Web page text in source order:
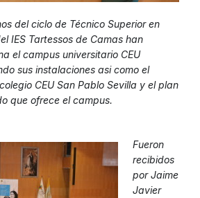
del ciclo de Técnico Superior en
IES Tartessos de Camas han
el campus universitario CEU
sus instalaciones asi como el
CEU San Pablo Sevilla y el plan
que ofrece el campus.
Fueron
recibidos
por Jaime
Javier